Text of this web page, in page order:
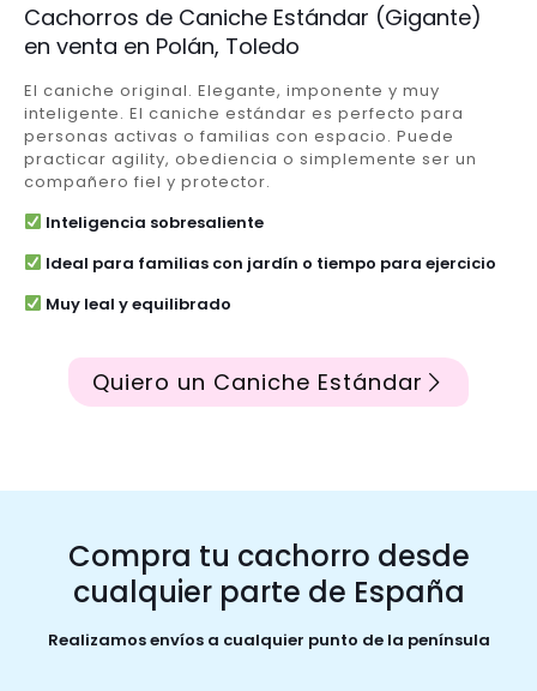
Cachorros de Caniche Estándar (Gigante)
en venta en Polán, Toledo
El caniche original. Elegante, imponente y muy
inteligente. El caniche estándar es perfecto para
personas activas o familias con espacio. Puede
practicar agility, obediencia o simplemente ser un
compañero fiel y protector.
Inteligencia sobresaliente
Ideal para familias con jardín o tiempo para ejercicio
Muy leal y equilibrado
Quiero un Caniche Estándar
Compra tu cachorro desde
cualquier parte de España
Realizamos envíos a cualquier punto de la península